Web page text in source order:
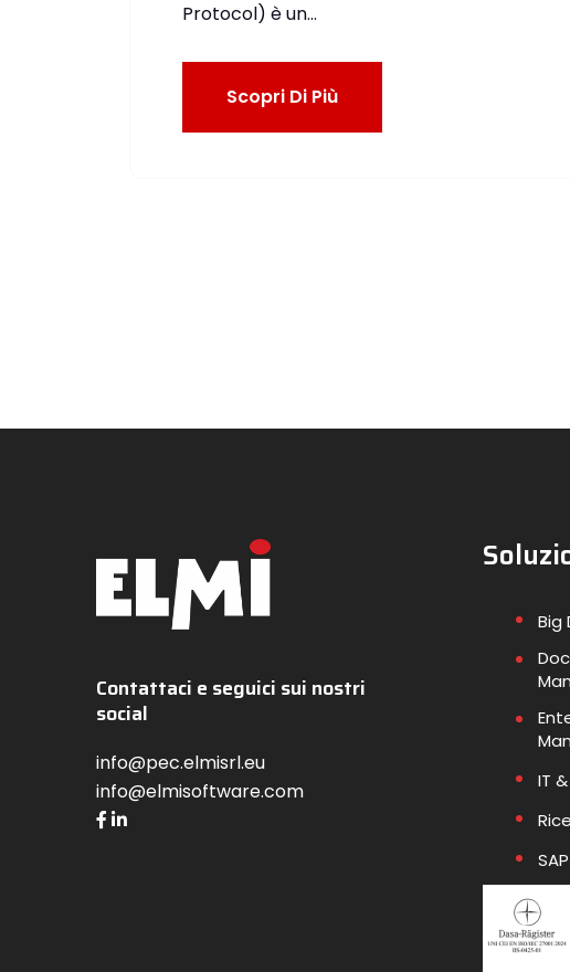
Protocol) è un…
Scopri Di Più
Contattaci e seguici sui nostri
social
info@pec.elmisrl.eu
info@elmisoftware.com
Big
IT